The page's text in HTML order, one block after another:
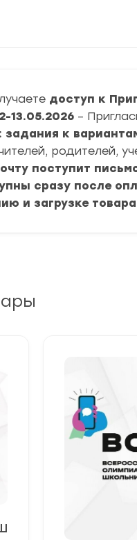
доступ к
13.05.2026 –
задания к
родителей,
поступит
сразу после
и загрузке товара